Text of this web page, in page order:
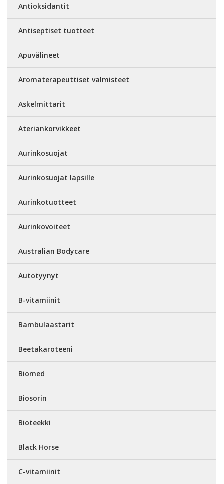
Antioksidantit
Antiseptiset tuotteet
Apuvälineet
Aromaterapeuttiset valmisteet
Askelmittarit
Ateriankorvikkeet
Aurinkosuojat
Aurinkosuojat lapsille
Aurinkotuotteet
Aurinkovoiteet
Australian Bodycare
Autotyynyt
B-vitamiinit
Bambulaastarit
Beetakaroteeni
Biomed
Biosorin
Bioteekki
Black Horse
C-vitamiinit